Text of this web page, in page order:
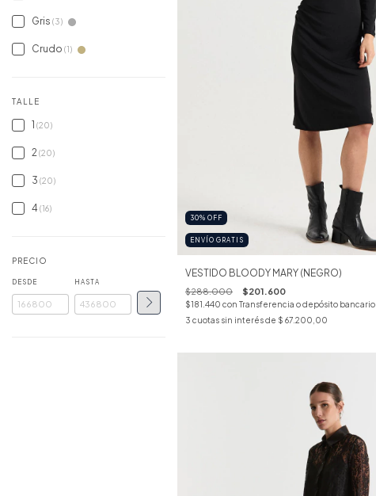
Gris (3)
Crudo (1)
TALLE
1 (20)
2(20)
3 (20)
4 (16)
PRECIO
DESDE HASTA
30% OFF
ENVÍO GRATIS
VESTIDO BLOODY MARY (NEGRO)
$288.000 $201.600
$181.440 con Transferencia o depósito bancario
3 cuotas sin interés de $ 67.200,00